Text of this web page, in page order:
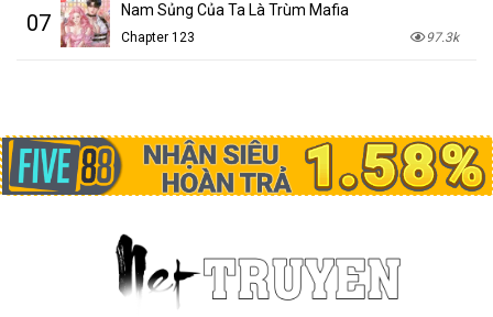
07 Nam Sủng Của Ta Là Trùm Mafia
Chapter 123 97.3k